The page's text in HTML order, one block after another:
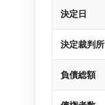
決定日
決定裁判所
負債総額